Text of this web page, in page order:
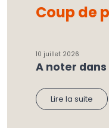
Coup de
10 juillet 2026
A noter
Lire la suite